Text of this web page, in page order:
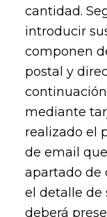
cantidad.
introducir
componen
postal y
mediante
realizado el
de email
apartado de
el detalle de
deberá